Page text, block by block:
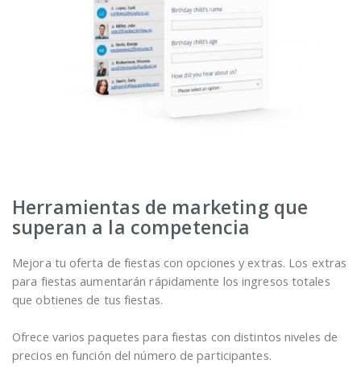
Herramientas de marketing que
superan a la competencia
Mejora tu oferta de fiestas con opciones y extras. Los extras
para fiestas aumentarán rápidamente los ingresos totales
que obtienes de tus fiestas.
Ofrece varios paquetes para fiestas con distintos niveles de
precios en función del número de participantes.